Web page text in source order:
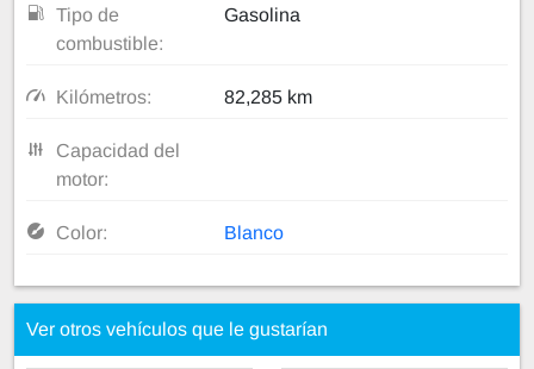
Tipo de
combustible:
Gasolina
Kilómetros: 82,285 km
Capacidad del
motor:
Color: Blanco
Ver otros vehículos que le gustarían